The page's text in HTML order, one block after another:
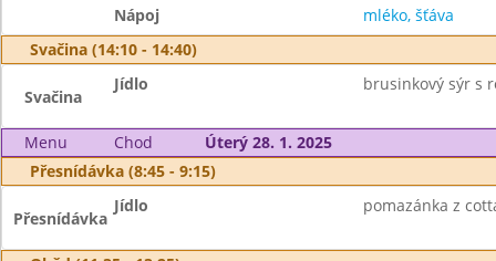
Nápoj
mléko, šťáva
Svačina (14:10 - 14:40)
Svačina
Jídlo brusinkový sýr s
Menu Chod
Úterý 28. 1. 2025
Přesnídávka (8:45 - 9:15)
Přesnídávka
Jídlo pomazánka z